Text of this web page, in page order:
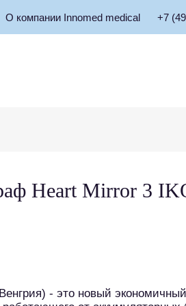
О компании Innomed medical +7
Heart Mirror 3
- это новый